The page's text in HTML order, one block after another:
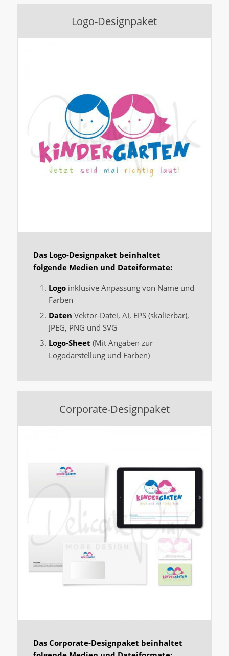
Logo-Designpaket
Das Logo-Designpaket beinhaltet
folgende Medien und Dateiformate:
Logo inklusive Anpassung von Name und
Farben
Daten Vektor-Datei, AI, EPS (skalierbar),
JPEG, PNG und SVG
Logo-Sheet (Mit Angaben zur
Logodarstellung und Farben)
Corporate-Designpaket
Das Corporate-Designpaket beinhaltet